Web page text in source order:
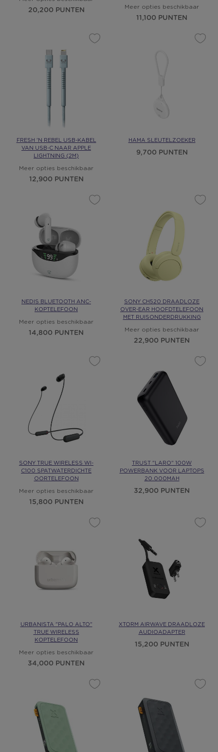
20,200 PUNTEN Meer opties beschikbaar
11,100 PUNTEN
FRESH 'N REBEL USB-KABEL
VAN USB-C NAAR APPLE
LIGHTNING (2M)
Meer opties beschikbaar
12,900 PUNTEN
HAMA SLEUTELZOEKER
9,700 PUNTEN
NEDIS BLUETOOTH ANC-
KOPTELEFOON
Meer opties beschikbaar
14,800 PUNTEN
SONY CH520 DRAADLOZE
OVER-EAR HOOFDTELEFOON
MET RUISONDERDRUKKING
Meer opties beschikbaar
22,900 PUNTEN
SONY TRUE WIRELESS WI-
C100 SPATWATERDICHTE
OORTELEFOON
Meer opties beschikbaar
15,800 PUNTEN
TRUST "LARO" 100W
POWERBANK VOOR LAPTOPS
20.000MAH
32,900 PUNTEN
URBANISTA "PALO ALTO"
TRUE WIRELESS
KOPTELEFOON
Meer opties beschikbaar
34,000 PUNTEN
XTORM AIRWAVE DRAADLOZE
AUDIOADAPTER
15,200 PUNTEN